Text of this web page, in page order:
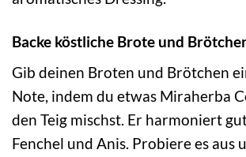
Backe köstliche Brote und
Gib deinen Broten und Brötchen
Note, indem du etwas Miraherba
den Teig mischst. Er harmoniert
Fenchel und Anis. Probiere es aus